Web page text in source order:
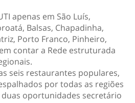
apenas em São Luís,
Balsas, Chapadinha,
Porto Franco, Pinheiro,
contar a Rede estruturada
seis restaurantes populares,
por todas as regiões
oportunidades secretário